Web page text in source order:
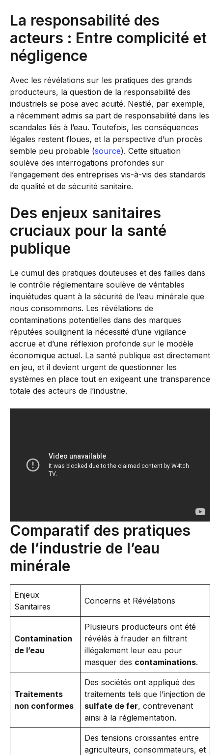
La responsabilité des
acteurs : Entre complicité et
négligence
Avec les révélations sur les pratiques des grands
producteurs, la question de la responsabilité des
industriels se pose avec acuité. Nestlé, par exemple,
a récemment admis sa part de responsabilité dans les
scandales liés à l’eau. Toutefois, les conséquences
légales restent floues, et la perspective d’un procès
semble peu probable (source). Cette situation
soulève des interrogations profondes sur
l’engagement des entreprises vis-à-vis des standards
de qualité et de sécurité sanitaire.
Des enjeux sanitaires
cruciaux pour la santé
publique
Le cumul des pratiques douteuses et des failles dans
le contrôle réglementaire soulève de véritables
inquiétudes quant à la sécurité de l’eau minérale que
nous consommons. Les révélations de
contaminations potentielles dans des marques
réputées soulignent la nécessité d’une vigilance
accrue et d’une réflexion profonde sur le modèle
économique actuel. La santé publique est directement
en jeu, et il devient urgent de questionner les
systèmes en place tout en exigeant une transparence
totale des acteurs de l’industrie.
Comparatif des pratiques
de l’industrie de l’eau
minérale
Enjeux
Sanitaires
Concerns et Révélations
Contamination
de l’eau
Plusieurs producteurs ont été
révélés à frauder en filtrant
illégalement leur eau pour
masquer des contaminations.
Traitements
non conformes
Des sociétés ont appliqué des
traitements tels que l’injection de
sulfate de fer, contrevenant
ainsi à la réglementation.
Des tensions croissantes entre
agriculteurs, consommateurs, et